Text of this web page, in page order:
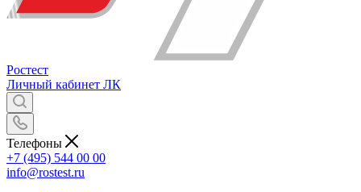
Ростест
Личный кабинет ЛК
Телефоны
+7 (495) 544 00 00
info@rostest.ru